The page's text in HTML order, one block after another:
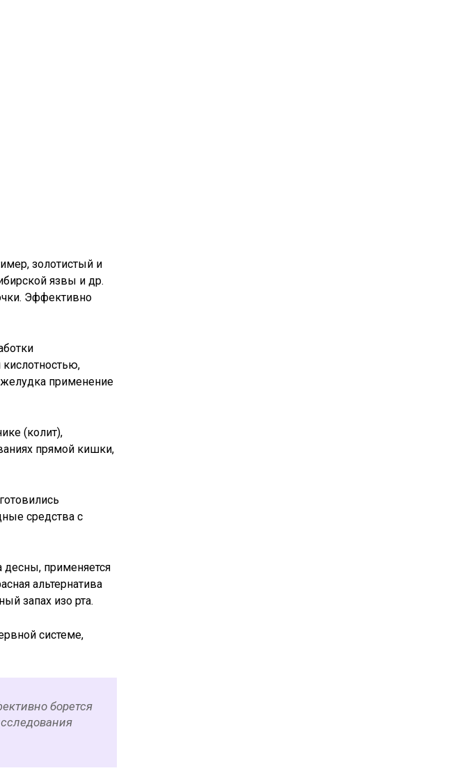
золотистый и
язвы и др.
Эффективно
применение
(колит),
прямой кишки,
средства с
десны, применяется
альтернатива
запах изо рта.
системе,
борется